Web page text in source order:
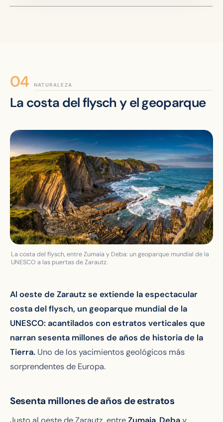
NATURALEZA
La costa del flysch y el geoparque
La costa del flysch, entre Zumaia y Deba: un geoparque mundial de la
UNESCO a las puertas de Zarautz.
Al oeste de Zarautz se extiende la espectacular
costa del flysch, un geoparque mundial de la
UNESCO: acantilados con estratos verticales que
narran sesenta millones de años de historia de la
Tierra. Uno de los yacimientos geológicos más
sorprendentes de Europa.
Sesenta millones de años de estratos